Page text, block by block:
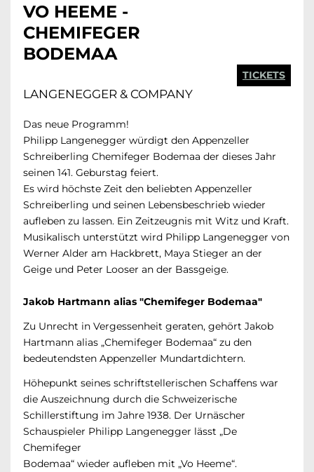
VO HEEME -
CHEMIFEGER
BODEMAA
TICKETS
LANGENEGGER & COMPANY
Das neue Programm!
Philipp Langenegger würdigt den Appenzeller
Schreiberling Chemifeger Bodemaa der dieses Jahr
seinen 141. Geburstag feiert.
Es wird höchste Zeit den beliebten Appenzeller
Schreiberling und seinen Lebensbeschrieb wieder
aufleben zu lassen. Ein Zeitzeugnis mit Witz und Kraft.
Musikalisch unterstützt wird Philipp Langenegger von
Werner Alder am Hackbrett, Maya Stieger an der
Geige und Peter Looser an der Bassgeige.
Jakob Hartmann alias "Chemifeger Bodemaa"
Zu Unrecht in Vergessenheit geraten, gehört Jakob
Hartmann alias „Chemifeger Bodemaa“ zu den
bedeutendsten Appenzeller Mundartdichtern.
Höhepunkt seines schriftstellerischen Schaffens war
die Auszeichnung durch die Schweizerische
Schillerstiftung im Jahre 1938. Der Urnäscher
Schauspieler Philipp Langenegger lässt „De
Chemifeger
Bodemaa“ wieder aufleben mit „Vo Heeme“.